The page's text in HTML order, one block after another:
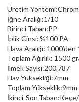
Üretim
İğne Aralığı:1/10
Birinci Taban:PP
İplik Cinsi: %100 PA
Hava Aralığı: 1000’den
Toplam Ağırlık: 1500
İlmek Sayısı:200.787
Hav Yüksekliği:7mm
Toplam Yükseklik:9mm
İkinci-Son